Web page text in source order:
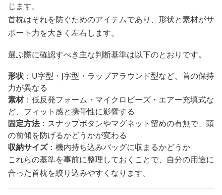
じます。
首枕はそれを防ぐためのアイテムであり、形状と素材がサ
ポート力を大きく左右します。
選ぶ際に確認すべき主な判断基準は以下のとおりです。
形状 ：U字型・J字型・ラップアラウンド型など、首の保持
力が異なる
素材：低反発フォーム・マイクロビーズ・エアー充填式な
ど、フィット感と携帯性に影響する
固定方法：スナップボタンやマグネット留めの有無で、頭
の前傾を防げるかどうかが変わる
収納サイズ：機内持ち込みバッグに収まるかどうか
これらの基準を事前に整理しておくことで、自分の用途に
合った首枕を絞り込みやすくなります。